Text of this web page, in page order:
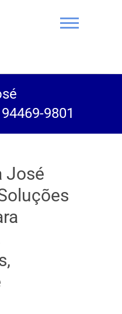
(11) 94469-
Desentupidora
Rei do Esgoto
9801
José